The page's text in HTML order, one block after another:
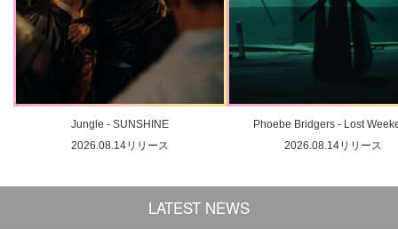
Jungle - SUNSHINE
2026.08.14リリース
Phoebe Bridgers - Lost
2026.08.14リリース
LATEST NEWS